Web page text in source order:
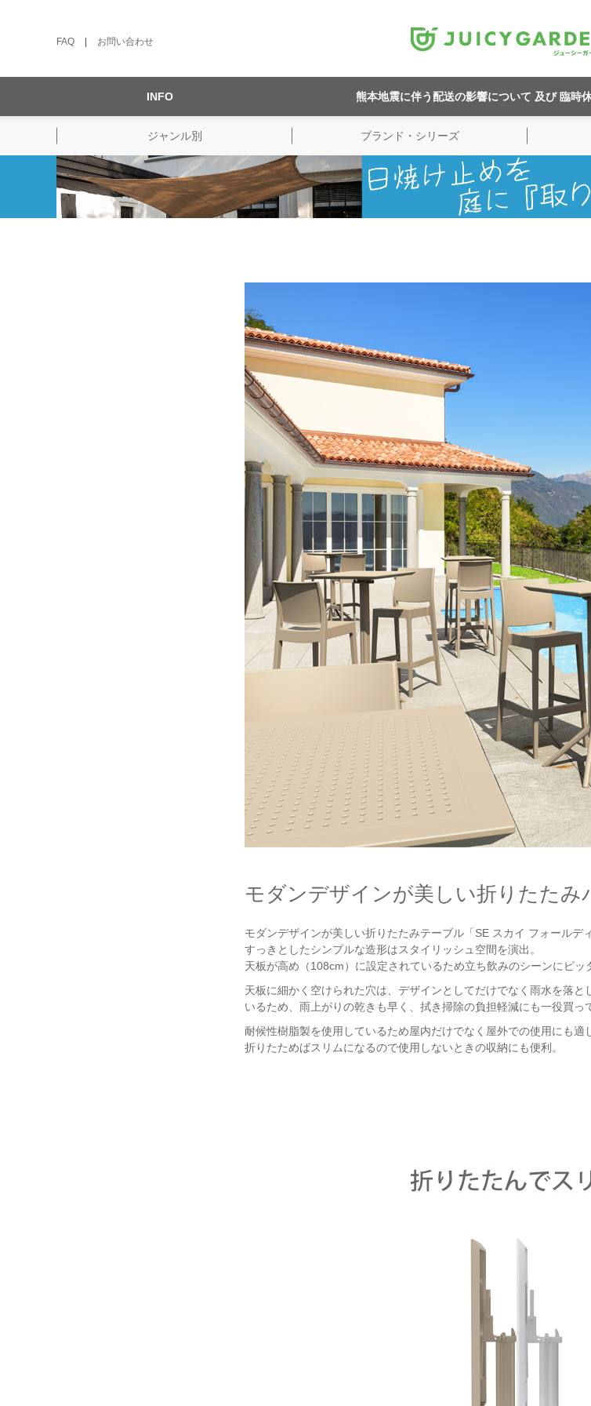
FAQ お問い合わせ
INFO 熊本地震に伴う配送の影響について 及び 臨時
ジャンル別 ブランド・シリーズ
モダンデザインが美しい折りたたみ
モダンデザインが美しい折りたたみテーブル「SE スカイ フォールデ
すっきとしたシンプルな造形はスタイリッシュ空間を演出。
天板が高め（108cm）に設定されているため立ち飲みのシーンにピッ
天板に細かく空けられた穴は、デザインとしてだけでなく雨水を落
いるため、雨上がりの乾きも早く、拭き掃除の負担軽減にも一役買っ
耐候性樹脂製を使用しているため屋内だけでなく屋外での使用にも適
折りたためばスリムになるので使用しないときの収納にも便利。